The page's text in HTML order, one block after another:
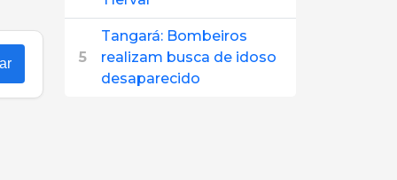
5
Tangará: Bombeiros
realizam busca de idoso
desaparecido